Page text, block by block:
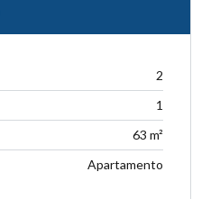
2
1
63 m²
Apartamento